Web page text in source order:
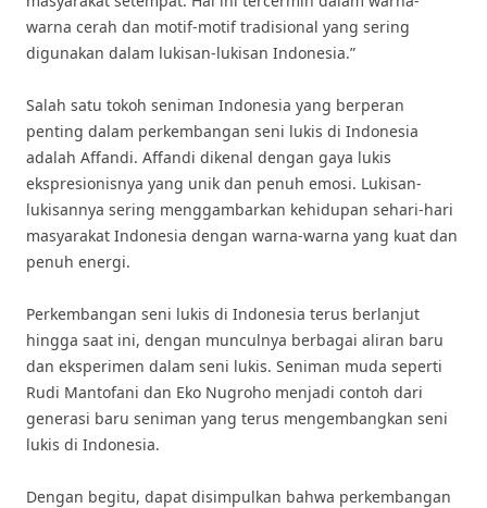
warna cerah dan motif-motif tradisional yang sering
digunakan dalam lukisan-lukisan Indonesia.”
Salah satu tokoh seniman Indonesia yang berperan
penting dalam perkembangan seni lukis di Indonesia
adalah Affandi. Affandi dikenal dengan gaya lukis
ekspresionisnya yang unik dan penuh emosi. Lukisan-
lukisannya sering menggambarkan kehidupan sehari-hari
masyarakat Indonesia dengan warna-warna yang kuat dan
penuh energi.
Perkembangan seni lukis di Indonesia terus berlanjut
hingga saat ini, dengan munculnya berbagai aliran baru
dan eksperimen dalam seni lukis. Seniman muda seperti
Rudi Mantofani dan Eko Nugroho menjadi contoh dari
generasi baru seniman yang terus mengembangkan seni
lukis di Indonesia.
Dengan begitu, dapat disimpulkan bahwa perkembangan